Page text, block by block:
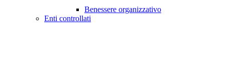
Benessere organizzativo
Enti controllati